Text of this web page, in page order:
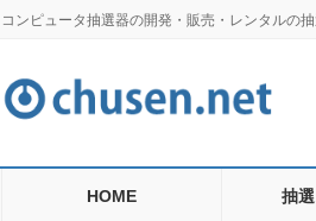
コンピュータ抽選器の開発・販売・レンタルの
HOME 抽